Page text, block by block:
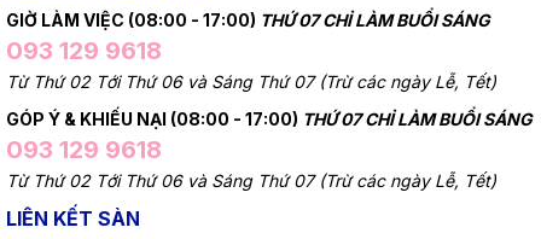
GIỜ LÀM VIỆC (08:00 - 17:00) THỨ 07 CHỈ LÀM BUỔI SÁNG
093 129 9618
Từ Thứ 02 Tới Thứ 06 và Sáng Thứ 07 (Trừ các ngày Lễ, Tết)
GÓP Ý & KHIẾU NẠI (08:00 - 17:00) THỨ 07 CHỈ LÀM BUỔI SÁNG
093 129 9618
Từ Thứ 02 Tới Thứ 06 và Sáng Thứ 07 (Trừ các ngày Lễ, Tết)
LIÊN KẾT SÀN